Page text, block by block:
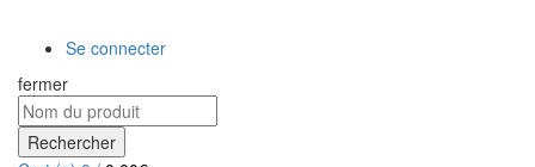
Se connecter
fermer
Rechercher